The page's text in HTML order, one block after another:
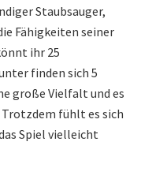
Staubsauger,
Fähigkeiten seiner
ihr 25
finden sich 5
große Vielfalt und es
fühlt es sich
Spiel vielleicht